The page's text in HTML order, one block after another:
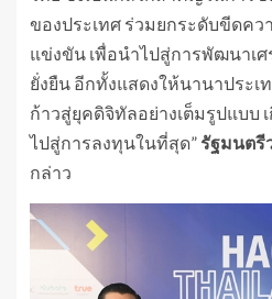
ของประเทศ ร่วมยกระดับขีดคว
แข่งขัน เพื่อนำไปสู่การพัฒนาเ
ยั่งยืน อีกทั้งแสดงให้นานาประ
ก้าวสู่ยุคดิจิทัลอย่างเต็มรูปแบบ
ไปสู่การลงทุนในที่สุด” รัฐมนตรี
กล่าว